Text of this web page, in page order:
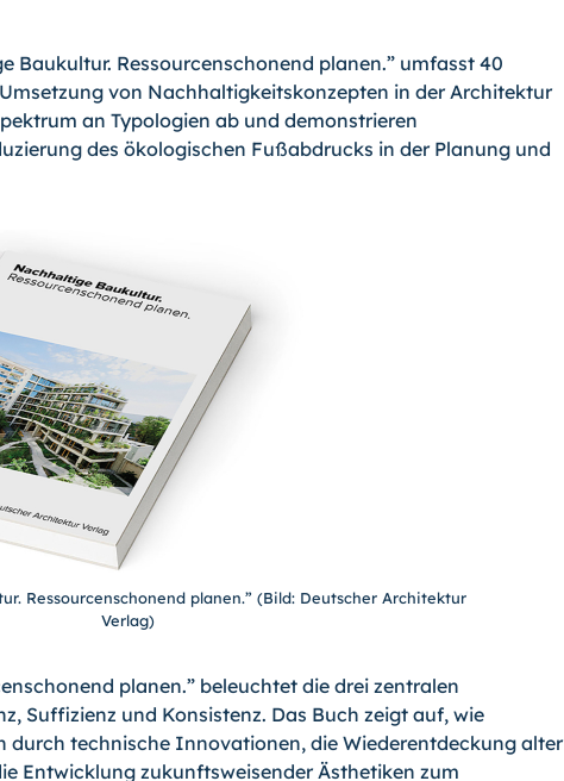
Baukultur. Ressourcenschonend planen.” umfasst 40
von Nachhaltigkeitskonzepten in der Architektur
an Typologien ab und demonstrieren
des ökologischen Fußabdrucks in der Planung und
Ressourcenschonend planen.” (Bild: Deutscher Architektur
Verlag)
planen.” beleuchtet die drei zentralen
Suffizienz und Konsistenz. Das Buch zeigt auf, wie
durch technische Innovationen, die Wiederentdeckung alter
Entwicklung zukunftsweisender Ästhetiken zum